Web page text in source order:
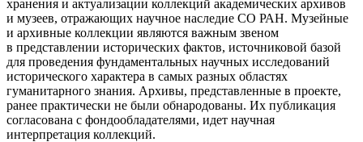
хранения и актуализации коллекций академических архивов
и музеев, отражающих научное наследие СО РАН. Музейные
и архивные коллекции являются важным звеном
в представлении исторических фактов, источниковой базой
для проведения фундаментальных научных исследований
исторического характера в самых разных областях
гуманитарного знания. Архивы, представленные в проекте,
ранее практически не были обнародованы. Их публикация
согласована с фондообладателями, идет научная
интерпретация коллекций.